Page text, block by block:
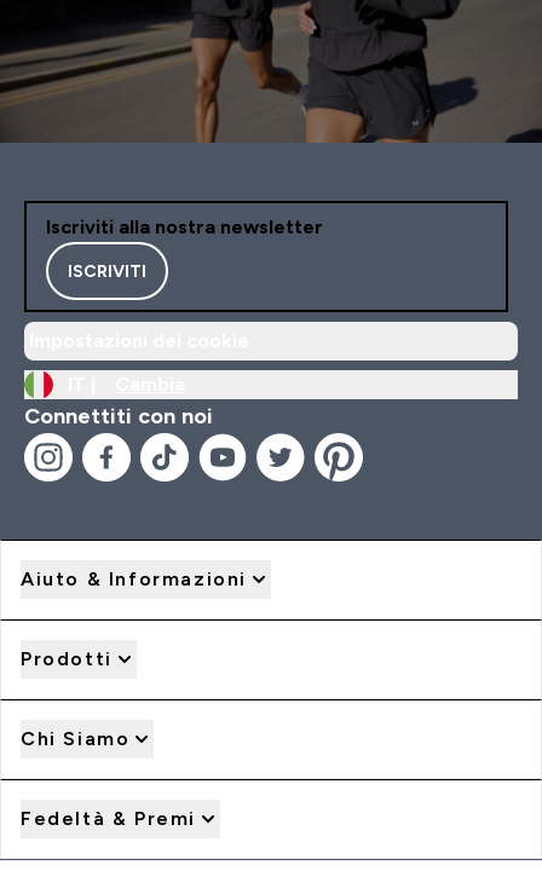
Iscriviti alla nostra newsletter
ISCRIVITI
Connettiti con noi
Aiuto & Informazioni
Prodotti
Chi Siamo
Fedeltà & Premi